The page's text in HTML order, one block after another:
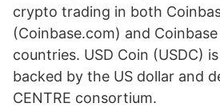
crypto trading in both
(Coinbase.com) and
countries. USD Coin (USDC)
backed by the US dollar and
CENTRE consortium.